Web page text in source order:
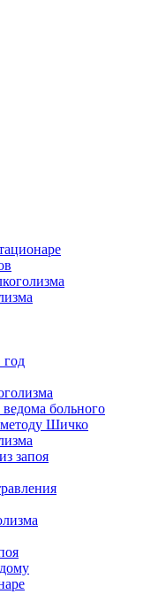
год
больного
методу Шичко
запоя